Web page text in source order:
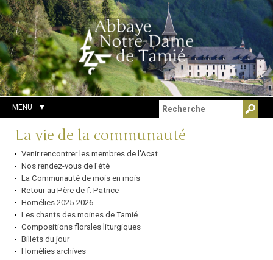
Aller
au
contenu.
|
Aller
à
la
navigation
Outils
personnels
Chercher par
Recherche
avancée…
MENU
Navigation
La vie de la communauté
Venir rencontrer les membres de l'Acat
Nos rendez-vous de l'été
La Communauté de mois en mois
Retour au Père de f. Patrice
Homélies 2025-2026
Les chants des moines de Tamié
Compositions florales liturgiques
Billets du jour
Homélies archives